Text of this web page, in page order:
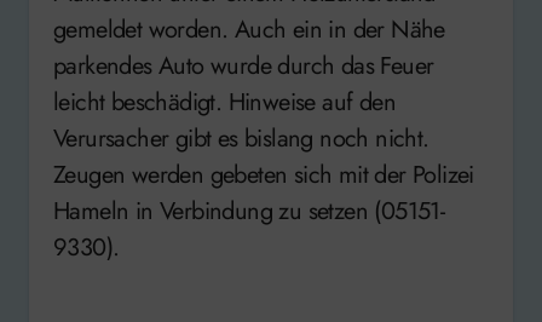
gemeldet worden. Auch ein in der Nähe
parkendes Auto wurde durch das Feuer
leicht beschädigt. Hinweise auf den
Verursacher gibt es bislang noch nicht.
Zeugen werden gebeten sich mit der Polizei
Hameln in Verbindung zu setzen (05151-
9330).